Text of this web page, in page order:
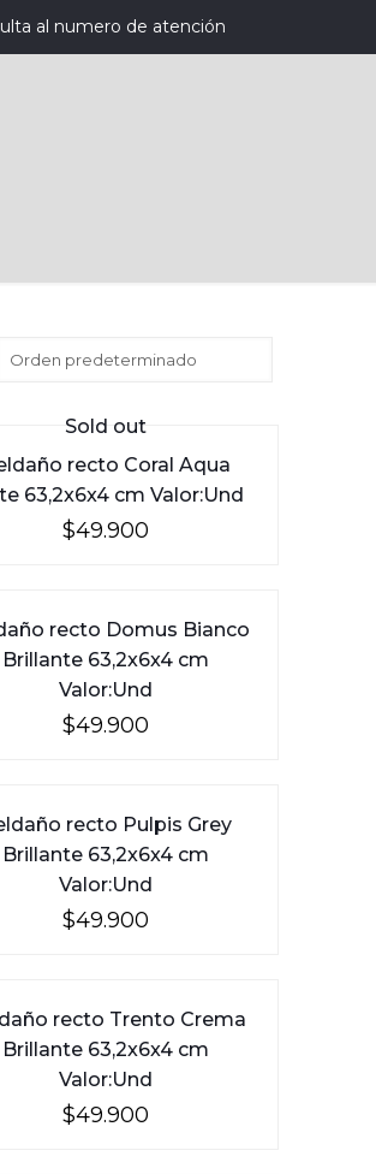
al numero de atención
Sold out
recto Coral Aqua
63,2x6x4 cm Valor:Und
$49.900
recto Domus Bianco
Brillante 63,2x6x4 cm
Valor:Und
$49.900
recto Pulpis Grey
Brillante 63,2x6x4 cm
Valor:Und
$49.900
recto Trento Crema
Brillante 63,2x6x4 cm
Valor:Und
$49.900